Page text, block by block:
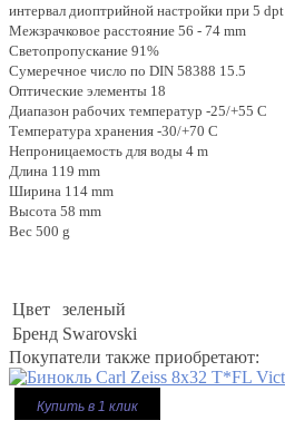
интервал диоптрийной настройки при 5 dpt
Межзрачковое расстояние 56 - 74 mm
Светопропускание 91%
Сумеречное число по DIN 58388 15.5
Оптические элементы 18
Диапазон рабочих температур -25/+55 C
Температура хранения -30/+70 C
Непроницаемость для воды 4 m
Длина 119 mm
Ширина 114 mm
Высота 58 mm
Вес 500 g
Цвет
зеленый
Бренд Swarovski
Покупатели также приобретают:
Купить в 1 клик